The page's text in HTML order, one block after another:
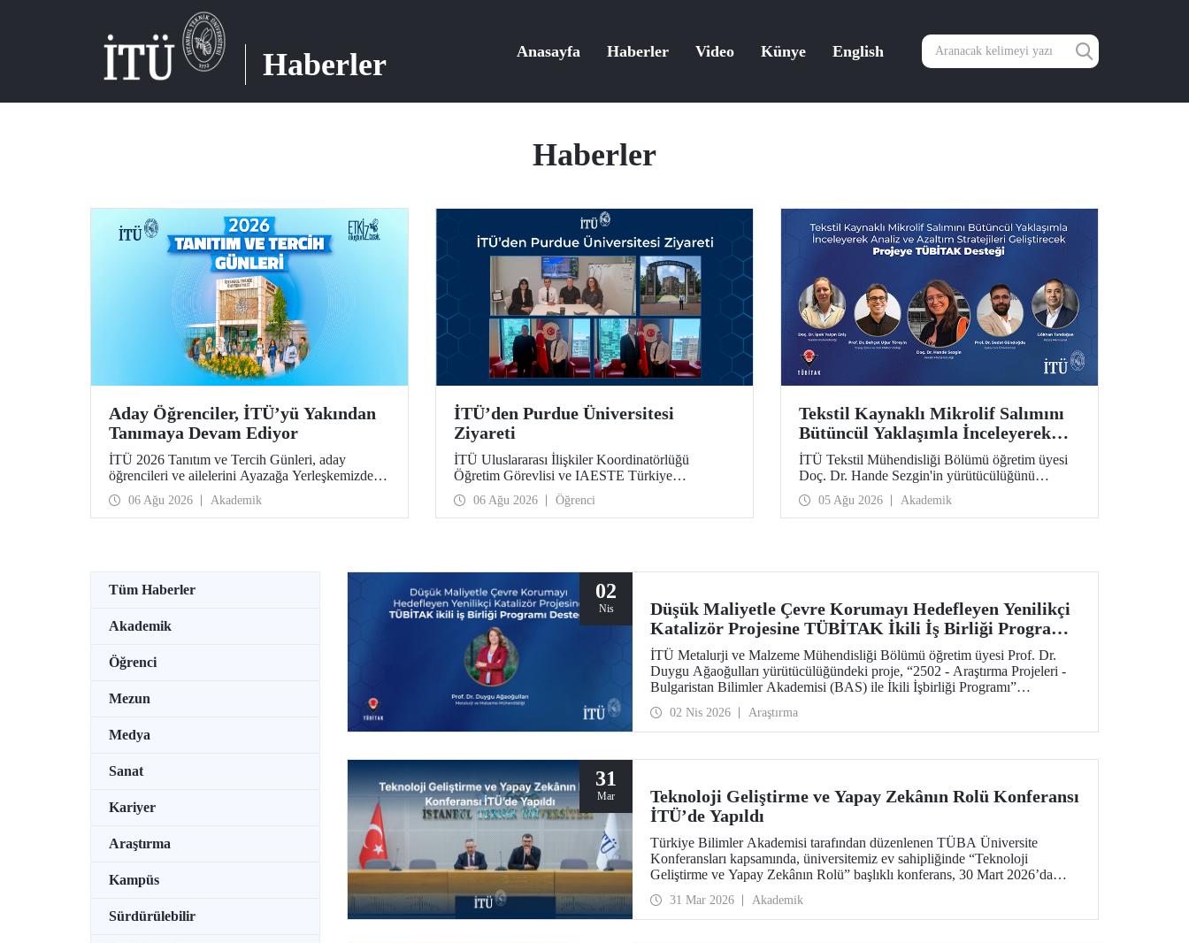
Haberler Anasayfa Haberler Video Künye English
Haberler
Aday Öğrenciler, İTÜ’yü Yakından
Tanımaya Devam Ediyor
İTÜ 2026 Tanıtım ve Tercih Günleri, aday
öğrencileri ve ailelerini Ayazağa Yerleşkemizde
ağırlamaya devam ediyor. Tanıtım ve Tercih
Günleri 7 Ağustos’ta tamamlanacak, ilgili fakülte
ve birimler adaylara bilgi vermeye devam edecek.
06 Ağu 2026 Akademik
İTÜ’den Purdue Üniversitesi
Ziyareti
İTÜ Uluslararası İlişkiler Koordinatörlüğü
Öğretim Görevlisi ve IAESTE Türkiye
Sorumlusu Cahit Okan, akademik ilişkileri ve iş
birliğini geliştirmek amacıyla 20-27 Temmuz
tarihlerinde ABD’de dünyanın önde gelen
06 Ağu 2026 Öğrenci
Tekstil Kaynaklı Mikrolif Salımını
Bütüncül Yaklaşımla İnceleyerek
Analiz ve Azaltım Stratejileri
Geliştirecek Projeye TÜBİTAK
Desteği
İTÜ Tekstil Mühendisliği Bölümü öğretim üyesi
Doç. Dr. Hande Sezgin'in yürütücülüğünü
üstlendiği “Sürdürülebilir Pamuk ve Polyester
Esaslı Tekstil Ürünlerinde Kullanım Koşullarına
Bağlı Mikrolif Salımı: Aşınma, UV Maruziyeti ve
proje, TÜBİTAK 2515 – COST Aksiyon Üyeleri
desteklenmeye hak kazandı.
05 Ağu 2026 Akademik
Tüm Haberler
Akademik
Öğrenci
Mezun
Medya
Sanat
Kariyer
Araştırma
Kampüs
Sürdürülebilir
02
Nis
Düşük Maliyetle Çevre Korumayı Hedefleyen Yenilikçi
Katalizör Projesine TÜBİTAK İkili İş Birliği Programı
Desteği
İTÜ Metalurji ve Malzeme Mühendisliği Bölümü öğretim üyesi Prof. Dr.
Duygu Ağaoğulları yürütücülüğündeki proje, “2502 - Araştırma Projeleri -
Bulgaristan Bilimler Akademisi (BAS) ile İkili İşbirliği Programı”
hazırlanmasında sürdürülebilir ve yenilikçi mekanokimya yaklaşımı öne
çıkıyor.
02 Nis 2026 Araştırma
31
Mar
Teknoloji Geliştirme ve Yapay Zekânın Rolü Konferansı
İTÜ’de Yapıldı
Türkiye Bilimler Akademisi tarafından düzenlenen TÜBA Üniversite
Konferansları kapsamında, üniversitemiz ev sahipliğinde “Teknoloji
Geliştirme ve Yapay Zekânın Rolü” başlıklı konferans, 30 Mart 2026’da
31 Mar 2026 Akademik